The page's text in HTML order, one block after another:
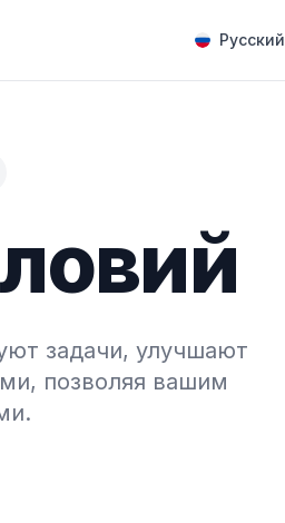
Русский
задачи, улучшают
позволяя вашим